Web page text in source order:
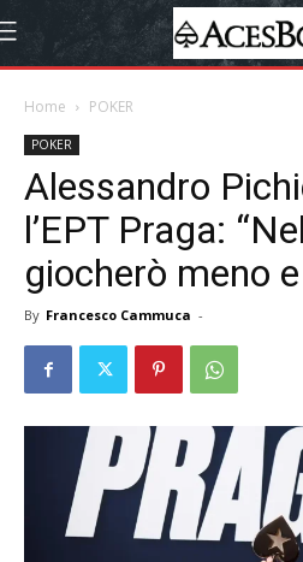
Home POKER
POKER
Alessandro
l’EPT Praga:
giocherò meno
By Francesco Cammuca -